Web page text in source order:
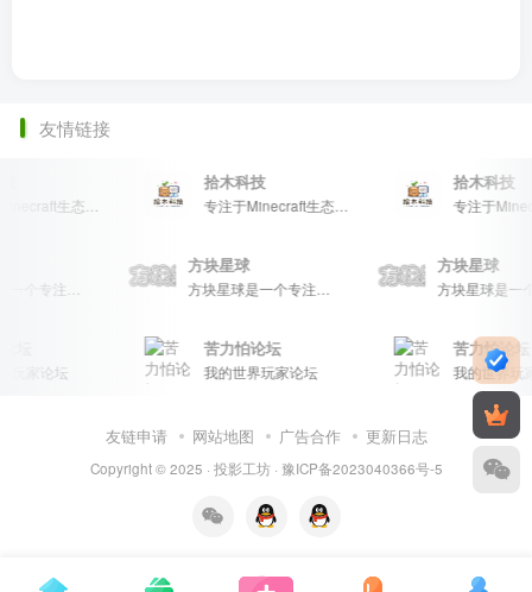
友情链接
专注于Minecraft生态建设
拾木科技
专注于Minecraft生态建设
拾木科技
方块星球是一个专注于我的世界的中文论坛，提供丰富的资源分享、玩家交流和创意展示，包括地图、皮肤、数据包等内容，打造Minecraft玩家的专属社区乐园！
方块星球
方块星球是一个专注于我的世界的中文论坛，提供丰富的资源分享、玩家交流和创意展示，包括地图、皮肤、数据包等内容，打造Minecraft玩家的专属社区乐园！
方块星球
玩家论坛
苦力怕论坛
我的世界玩家论坛
苦力怕论坛
我的世界玩
友链申请 网站地图 广告合作 更新日志
Copyright © 2025 · 投影工坊· 豫ICP备2023040366号-5